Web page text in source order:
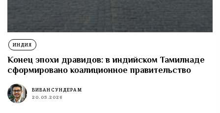
ИНДИЯ
Конец эпохи дравидов: в индийском Тамилнаде
сформировано коалиционное правительство
ВИВАН СУНДЕРАМ
20.05.2026